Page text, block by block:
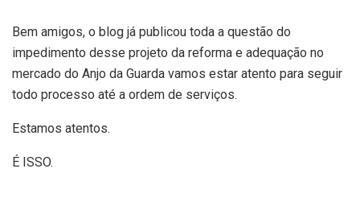
Bem amigos, o blog já publicou toda a questão do
impedimento desse projeto da reforma e adequação no
mercado do Anjo da Guarda vamos estar atento para seguir
todo processo até a ordem de serviços.
Estamos atentos.
É ISSO.